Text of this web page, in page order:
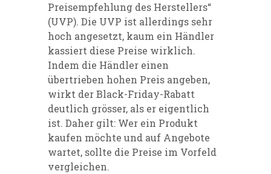
Preisempfehlung des Herstellers“
(UVP). Die UVP ist allerdings sehr
hoch angesetzt, kaum ein Händler
kassiert diese Preise wirklich.
Indem die Händler einen
übertrieben hohen Preis angeben,
wirkt der Black-Friday-Rabatt
deutlich grösser, als er eigentlich
ist. Daher gilt: Wer ein Produkt
kaufen möchte und auf Angebote
wartet, sollte die Preise im Vorfeld
vergleichen.